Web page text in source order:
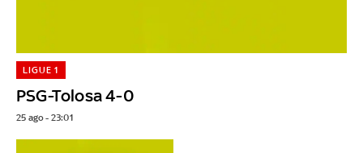
PSG-Tolosa 4-0
LIGUE 1
25 ago - 23:01